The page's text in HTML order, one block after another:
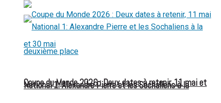
Coupe du Monde 2026 : Deux dates à retenir, 11 mai et
National 1: Alexandre Pierre et les Sochaliens à la